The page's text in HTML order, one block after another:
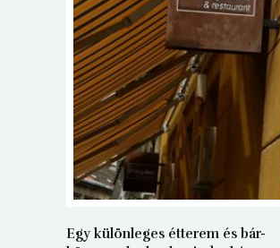
Egy különleges étterem és bár-